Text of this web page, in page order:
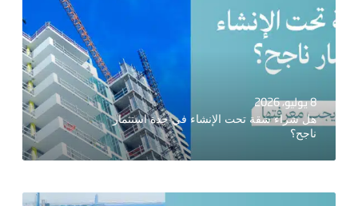
8 يوليو، 2026
هل شراء شقة تحت الإنشاء في جدة استثمار
ناجح؟